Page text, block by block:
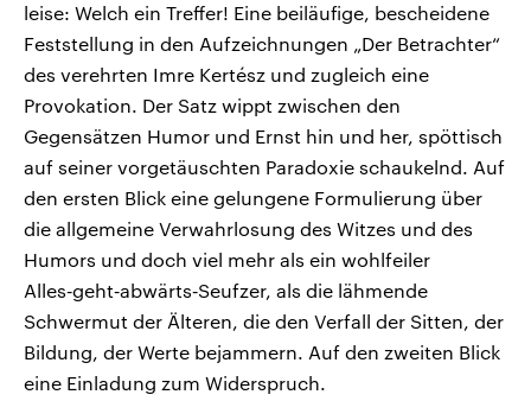
leise: Welch ein Treffer! Eine beiläufige, bescheidene
Feststellung in den Aufzeichnungen „Der Betrachter“
des verehrten Imre Kertész und zugleich eine
Provokation. Der Satz wippt zwischen den
Gegensätzen Humor und Ernst hin und her, spöttisch
auf seiner vorgetäuschten Paradoxie schaukelnd. Auf
den ersten Blick eine gelungene Formulierung über
die allgemeine Verwahrlosung des Witzes und des
Humors und doch viel mehr als ein wohlfeiler
Alles‑geht‑abwärts‑Seufzer, als die lähmende
Schwermut der Älteren, die den Verfall der Sitten, der
Bildung, der Werte bejammern. Auf den zweiten Blick
eine Einladung zum Widerspruch.